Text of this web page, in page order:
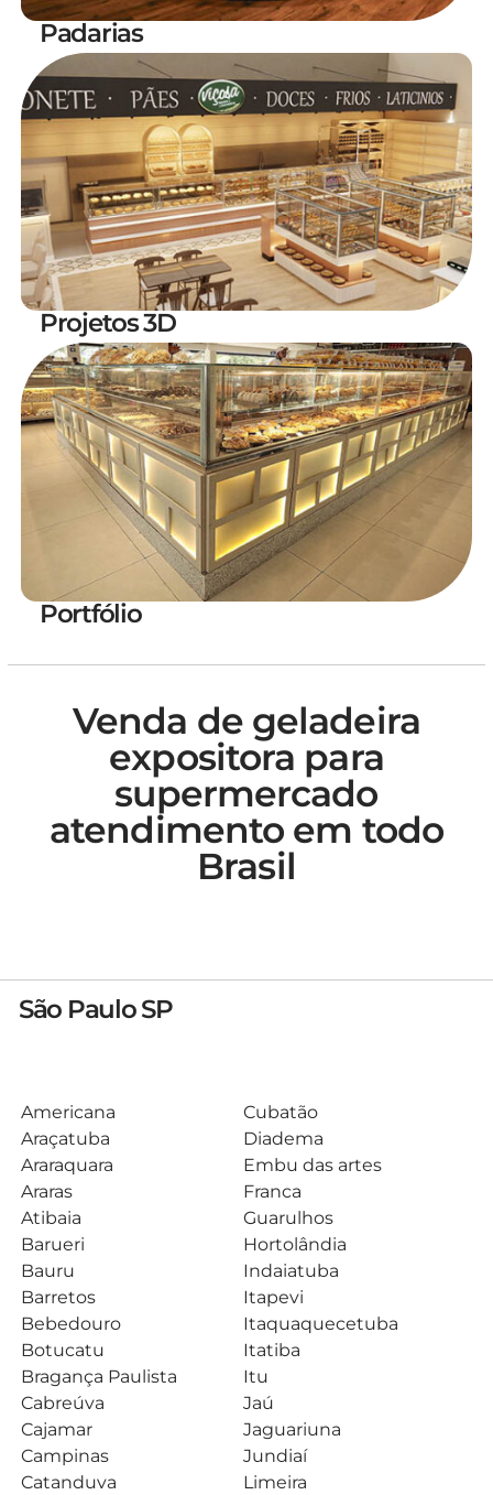
Padarias
Projetos 3D
Portfólio
Venda de geladeira
expositora para
supermercado
atendimento em todo
Brasil
São Paulo SP
Americana
Araçatuba
Araraquara
Araras
Atibaia
Barueri
Bauru
Barretos
Bebedouro
Botucatu
Bragança Paulista
Cabreúva
Cajamar
Campinas
Catanduva
Cubatão
Diadema
Embu das artes
Franca
Guarulhos
Hortolândia
Indaiatuba
Itapevi
Itaquaquecetuba
Itatiba
Itu
Jaú
Jaguariuna
Jundiaí
Limeira